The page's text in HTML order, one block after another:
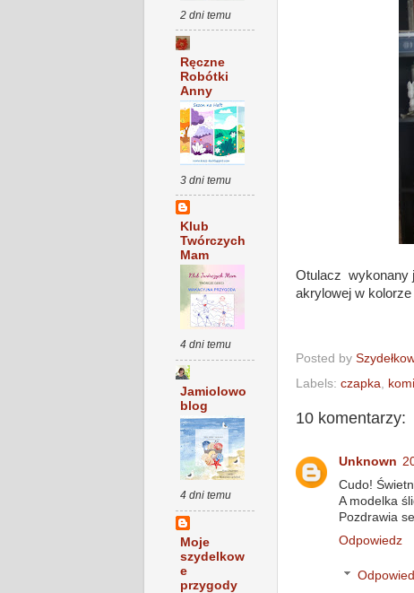
Otulacz wykonany
akrylowej w
Posted by
Labels: czapka
10 komentarzy:
Unknown
Cudo!
A modelka
Pozdrawia
Odpowiedz
2 dni temu
Ręczne
Robótki
Anny
3 dni temu
Klub
Twórczych
Mam
4 dni temu
Jamiolowo
blog
4 dni temu
Moje
szydelkow
e
przygody